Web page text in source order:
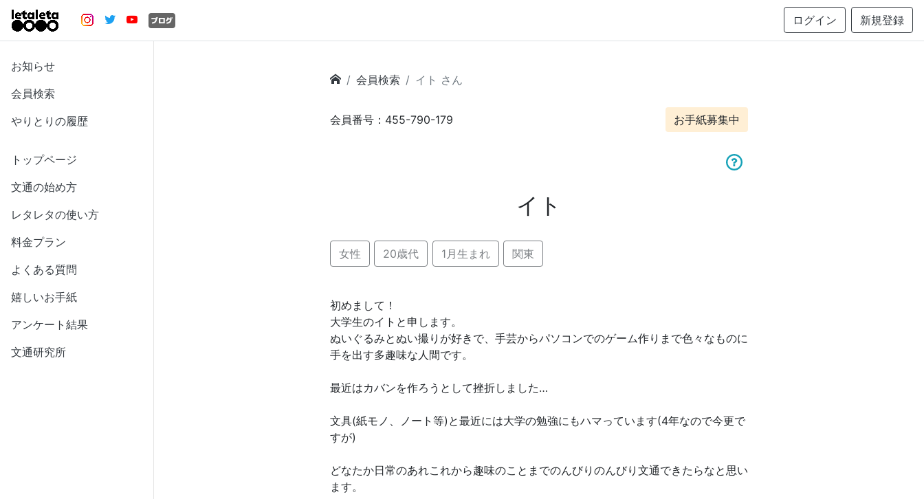
ログイン 新規登録
お知らせ
会員検索
やりとりの履歴
トップページ
文通の始め方
レタレタの使い方
料金プラン
よくある質問
嬉しいお手紙
アンケート結果
文通研究所
会員検索 イト さん
会員番号：455-790-179 お手紙募集中
イト
女性 20歳代 1月生まれ 関東
初めまして！
大学生のイトと申します。
ぬいぐるみとぬい撮りが好きで、手芸からパソコンでのゲーム作りまで色々なものに
手を出す多趣味な人間です。
最近はカバンを作ろうとして挫折しました…
文具(紙モノ、ノート等)と最近には大学の勉強にもハマっています(4年なので今更で
すが)
どなたか日常のあれこれから趣味のことまでのんびりのんびり文通できたらなと思い
ます。